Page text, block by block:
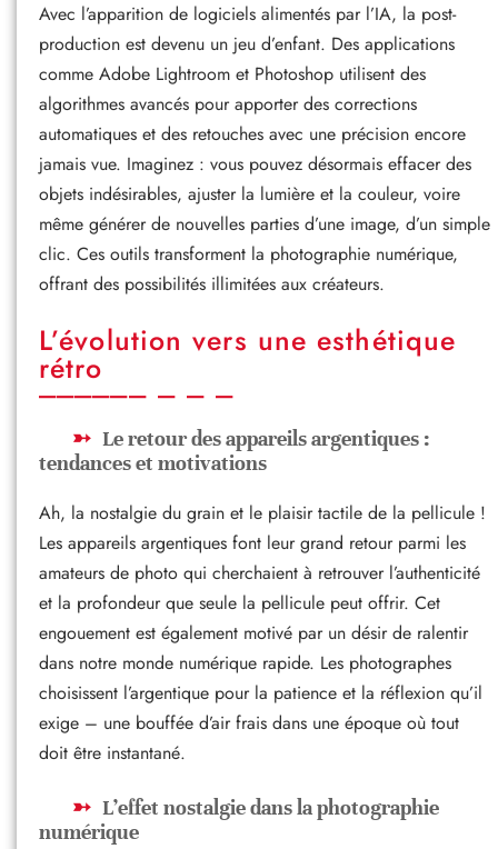
Avec l’apparition de logiciels alimentés par l’IA, la post-
production est devenu un jeu d’enfant. Des applications
comme Adobe Lightroom et Photoshop utilisent des
algorithmes avancés pour apporter des corrections
automatiques et des retouches avec une précision encore
jamais vue. Imaginez : vous pouvez désormais effacer des
objets indésirables, ajuster la lumière et la couleur, voire
même générer de nouvelles parties d’une image, d’un simple
clic. Ces outils transforment la photographie numérique,
offrant des possibilités illimitées aux créateurs.
L’évolution vers une esthétique
rétro
Le retour des appareils argentiques :
tendances et motivations
Ah, la nostalgie du grain et le plaisir tactile de la pellicule !
Les appareils argentiques font leur grand retour parmi les
amateurs de photo qui cherchaient à retrouver l’authenticité
et la profondeur que seule la pellicule peut offrir. Cet
engouement est également motivé par un désir de ralentir
dans notre monde numérique rapide. Les photographes
choisissent l’argentique pour la patience et la réflexion qu’il
exige – une bouffée d’air frais dans une époque où tout
doit être instantané.
L’effet nostalgie dans la photographie
numérique